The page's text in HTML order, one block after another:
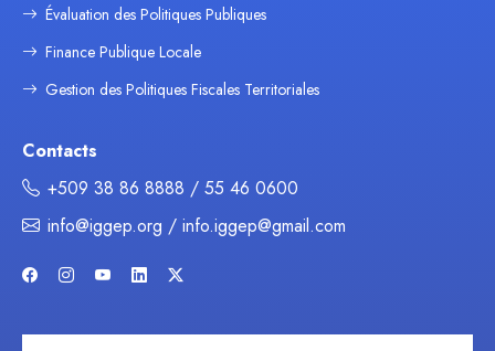
Évaluation des Politiques Publiques
Finance Publique Locale
Gestion des Politiques Fiscales Territoriales
Contacts
+509 38 86 8888 / 55 46 0600
info@iggep.org / info.iggep@gmail.com